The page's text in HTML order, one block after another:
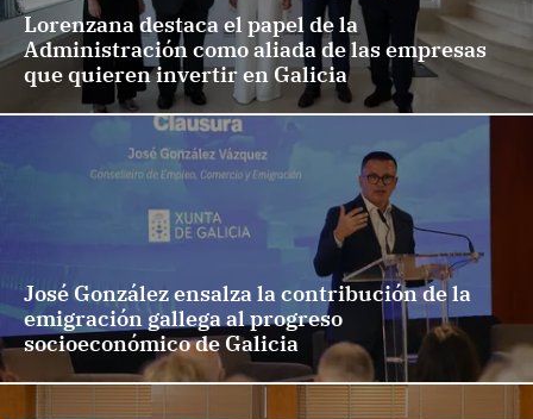
Lorenzana destaca el papel de la
Administración como aliada de las empresas
que quieren invertir en Galicia
José González ensalza la contribución de la
emigración gallega al progreso
socioeconómico de Galicia